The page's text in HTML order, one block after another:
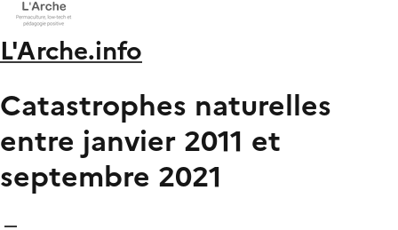
L'Arche.info
Catastrophes naturelles
entre janvier 2011 et
septembre 2021